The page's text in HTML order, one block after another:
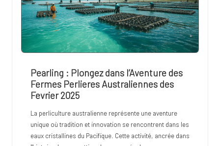
Pearling : Plongez dans l’Aventure des
Fermes Perlieres Australiennes des
Fevrier 2025
La perliculture australienne représente une aventure
unique où tradition et innovation se rencontrent dans les
eaux cristallines du Pacifique. Cette activité, ancrée dans